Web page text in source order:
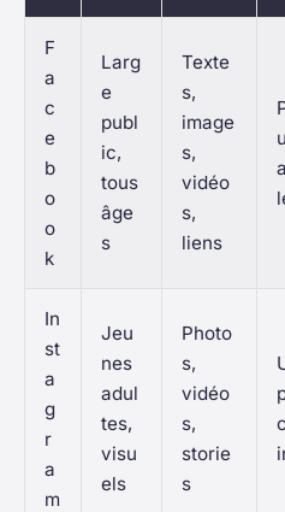
F
a
c
e
b
o
o
k
Larg
e
publ
ic,
tous
âge
s
Texte
s,
image
s,
vidéo
s,
liens
In
st
a
g
r
a
m
Jeu
nes
adul
tes,
visu
els
Photo
s,
vidéo
s,
storie
s